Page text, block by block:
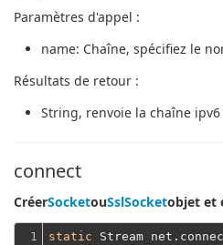
Paramètres d'appel :
name: Chaîne, spécifiez le
Résultats de retour :
String, renvoie la chaîne
connect
CréerSocketouSslSocketobjet et
1
static Stream